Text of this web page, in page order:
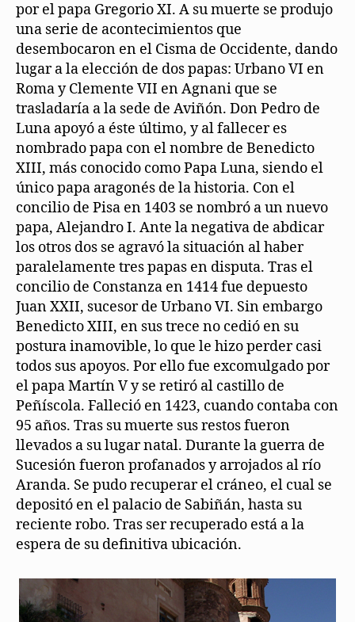
por el papa Gregorio XI. A su muerte se produjo
una serie de acontecimientos que
desembocaron en el Cisma de Occidente, dando
lugar a la elección de dos papas: Urbano VI en
Roma y Clemente VII en Agnani que se
trasladaría a la sede de Aviñón. Don Pedro de
Luna apoyó a éste último, y al fallecer es
nombrado papa con el nombre de Benedicto
XIII, más conocido como Papa Luna, siendo el
único papa aragonés de la historia. Con el
concilio de Pisa en 1403 se nombró a un nuevo
papa, Alejandro I. Ante la negativa de abdicar
los otros dos se agravó la situación al haber
paralelamente tres papas en disputa. Tras el
concilio de Constanza en 1414 fue depuesto
Juan XXII, sucesor de Urbano VI. Sin embargo
Benedicto XIII, en sus trece no cedió en su
postura inamovible, lo que le hizo perder casi
todos sus apoyos. Por ello fue excomulgado por
el papa Martín V y se retiró al castillo de
Peñíscola. Falleció en 1423, cuando contaba con
95 años. Tras su muerte sus restos fueron
llevados a su lugar natal. Durante la guerra de
Sucesión fueron profanados y arrojados al río
Aranda. Se pudo recuperar el cráneo, el cual se
depositó en el palacio de Sabiñán, hasta su
reciente robo. Tras ser recuperado está a la
espera de su definitiva ubicación.